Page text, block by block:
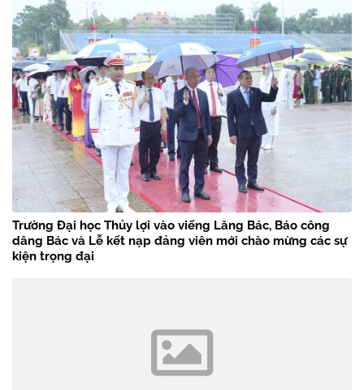
Trường Đại học Thủy lợi vào viếng Lăng Bác, Báo công
dâng Bác và Lễ kết nạp đảng viên mới chào mừng các sự
kiện trọng đại